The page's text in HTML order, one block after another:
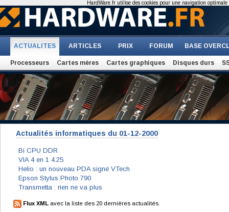
ACTUALITES ARTICLES PRIX FORUM BASE
Processeurs Cartes mères Cartes graphiques Disques durs
Actualités informatiques du 01-12-2000
Bi CPU DDR
VIA 4 en 1 4.25
Helio : un nouveau PDA signé VTech
Epson Stylus Photo 790
Transmetta : rien ne va plus
Flux XML avec la liste des 20 dernières actualités.
HardWare.fr utilise des cookies pour une navigation